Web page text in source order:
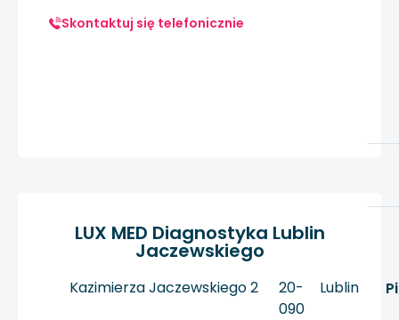
Skontaktuj się telefonicznie
LUX MED Diagnostyka Lublin
Jaczewskiego
Kazimierza Jaczewskiego 2
20-
090
Lublin